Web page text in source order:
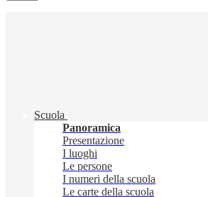
Scuola
Panoramica
Presentazione
I luoghi
Le persone
I numeri della scuola
Le carte della scuola